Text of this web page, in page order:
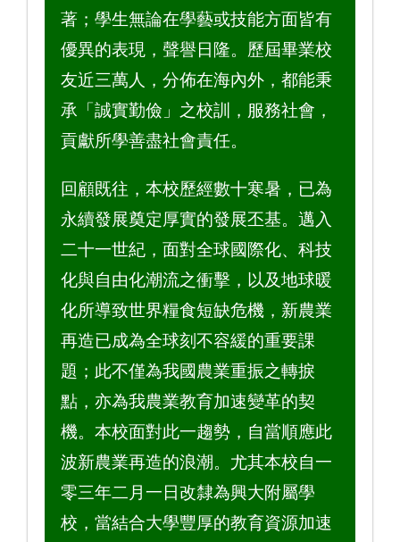
著；學生無論在學藝或技能方面皆有
優異的表現，聲譽日隆。歷屆畢業校
友近三萬人，分佈在海內外，都能秉
承「誠實勤儉」之校訓，服務社會，
貢獻所學善盡社會責任。
回顧既往，本校歷經數十寒暑，已為
永續發展奠定厚實的發展丕基。邁入
二十一世紀，面對全球國際化、科技
化與自由化潮流之衝擊，以及地球暖
化所導致世界糧食短缺危機，新農業
再造已成為全球刻不容緩的重要課
題；此不僅為我國農業重振之轉捩
點，亦為我農業教育加速變革的契
機。本校面對此一趨勢，自當順應此
波新農業再造的浪潮。尤其本校自一
零三年二月一日改隸為興大附屬學
校，當結合大學豐厚的教育資源加速